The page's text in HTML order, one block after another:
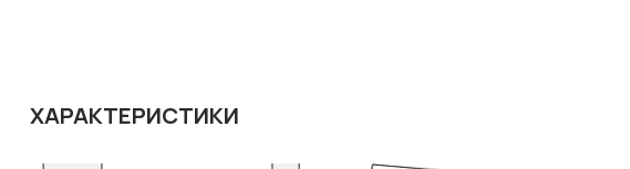
ХАРАКТЕРИСТИКИ